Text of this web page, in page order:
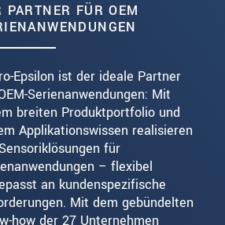
PARTNER FÜR OEM
Epsilon ist der ideale Partner
Serienanwendungen: Mit
breiten Produktportfolio und
Applikationswissen realisieren
für
– flexibel
an kundenspezifische
Mit dem gebündelten
how der 27 Unternehmen